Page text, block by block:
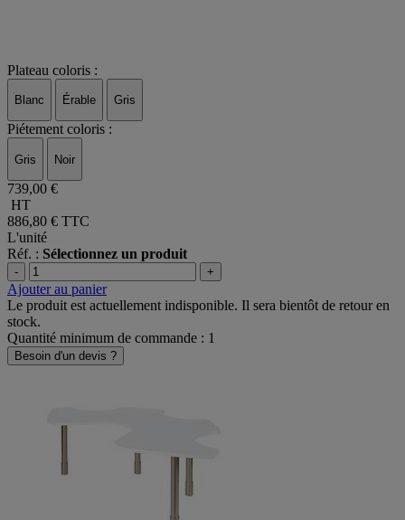
Plateau coloris :
Piétement coloris :
739,00 €
HT
886,80 €
L'unité
Réf. :Sélectionnez un produit
-
Ajouter au panier
Le produit est actuellement indisponible. Il sera bientôt de retour en
stock.
Quantité minimum de commande : 1